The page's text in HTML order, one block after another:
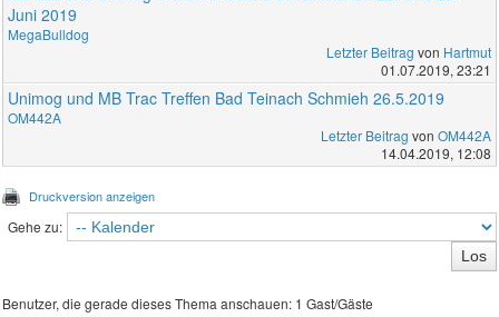
Juni 2019
MegaBulldog
Letzter Beitrag von Hartmut
01.07.2019, 23:21
Unimog und MB Trac Treffen Bad Teinach Schmieh 26.5.2019
OM442A
Letzter Beitrag von OM442A
14.04.2019, 12:08
Druckversion anzeigen
Gehe zu:
Benutzer, die gerade dieses Thema anschauen: 1 Gast/Gäste